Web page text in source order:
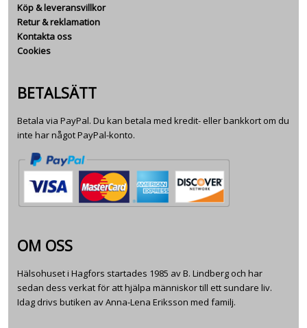
Köp & leveransvillkor
Retur & reklamation
Kontakta oss
Cookies
BETALSÄTT
Betala via PayPal. Du kan betala med kredit- eller bankkort om du
inte har något PayPal-konto.
OM OSS
Hälsohuset i Hagfors startades 1985 av B. Lindberg och har
sedan dess verkat för att hjälpa människor till ett sundare liv.
Idag drivs butiken av Anna-Lena Eriksson med familj.